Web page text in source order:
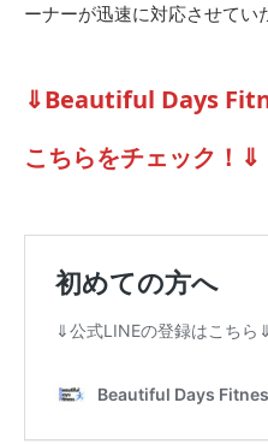
ーナーが迅速に対応させてい
⇓Beautiful Days
こちらをチェック！⇓